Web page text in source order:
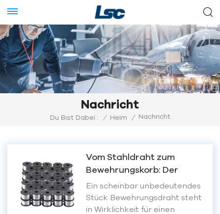
Nachricht
Du Bist Dabei : / Heim / Nachricht
Vom Stahldraht zum
Bewehrungskorb: Der
komplette
Herstellungsprozess von
Bewehrungsbindedraht
Ein scheinbar unbedeutendes
Stück Bewehrungsdraht steht
in Wirklichkeit für einen